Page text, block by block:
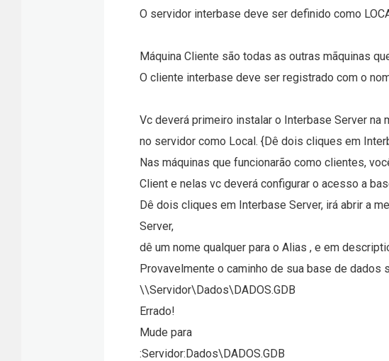
O servidor interbase deve ser definido como
Máquina Cliente são todas as outras mãquinas
O cliente interbase deve ser registrado com o
Vc deverá primeiro instalar o Interbase Server
no servidor como Local. {Dê dois cliques em
Nas máquinas que funcionarão como clientes,
Client e nelas vc deverá configurar o acesso a
Dê dois cliques em Interbase Server, irá abrir a
Server,
dê um nome qualquer para o Alias , e em
Provavelmente o caminho de sua base de dados
\\Servidor\Dados\DADOS.GDB
Errado!
Mude para
:Servidor:Dados\DADOS.GDB